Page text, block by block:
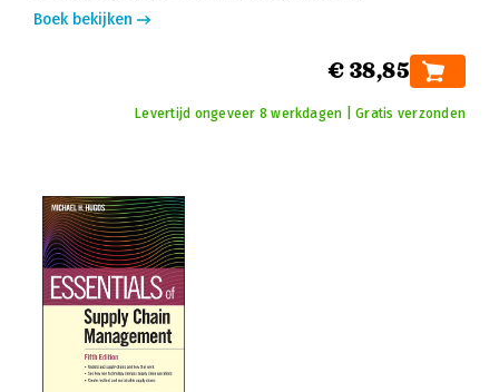
Boek bekijken
€ 38,85
Levertijd ongeveer 8 werkdagen | Gratis verzonden